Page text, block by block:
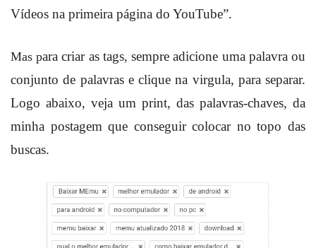
Vídeos na primeira página do YouTube”.
Mas para criar as tags, sempre adicione uma palavra ou
conjunto de palavras e clique na virgula, para separar.
Logo abaixo, veja um print, das palavras-chaves, da
minha postagem que conseguir colocar no topo das
buscas.